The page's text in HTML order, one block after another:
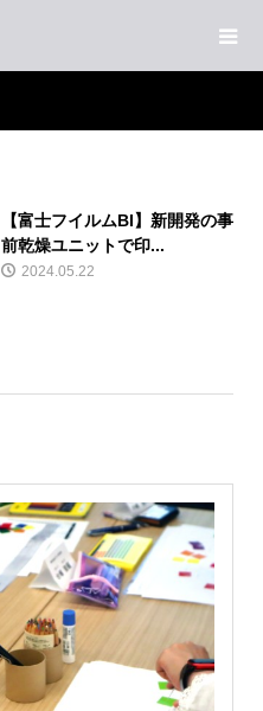
【富士フイルムBI】新開発の事
前乾燥ユニットで印...
2024.05.22